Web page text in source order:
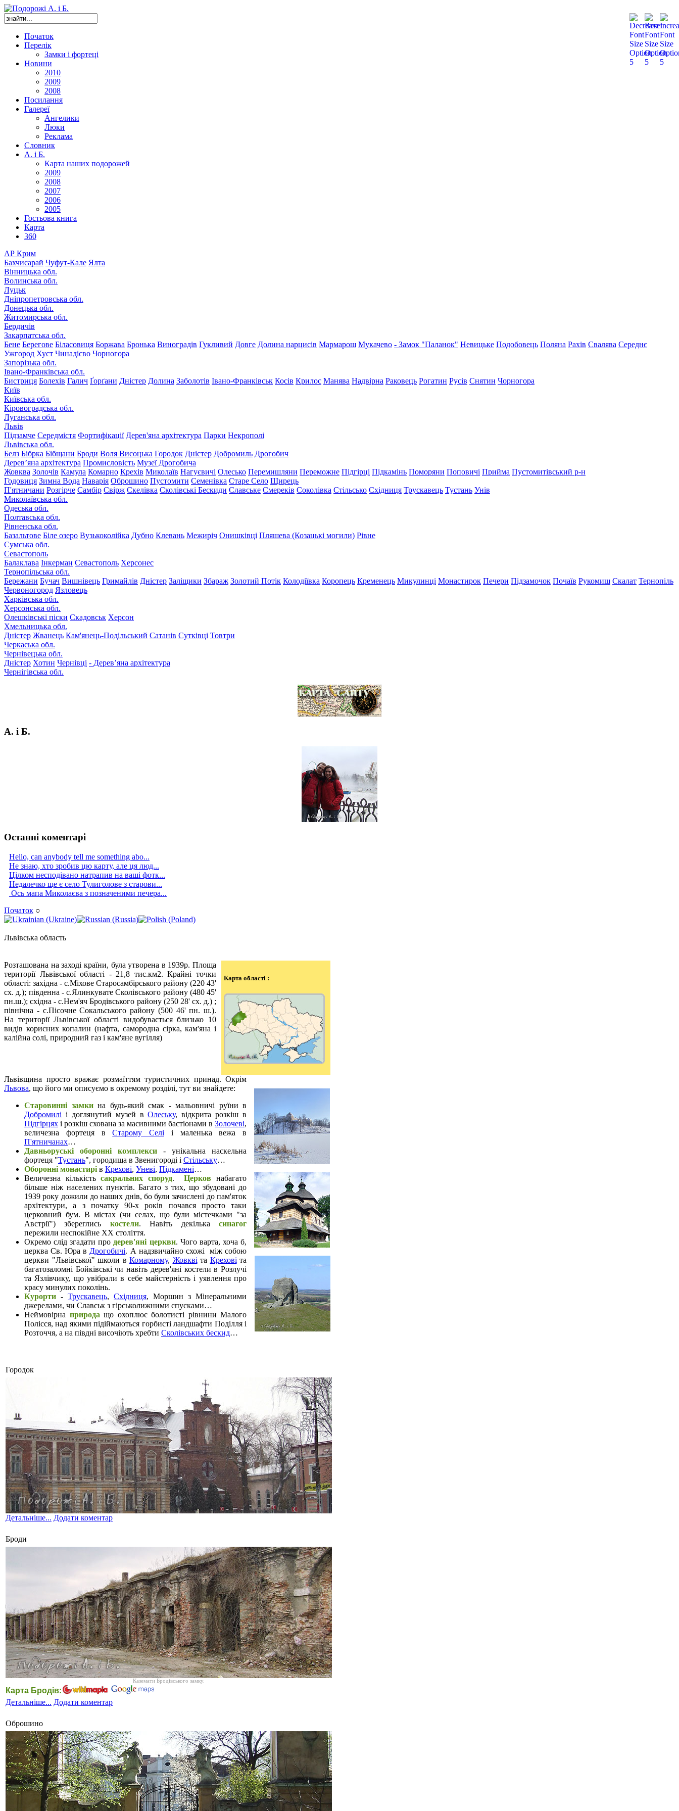
Початок
Перелік
Замки і фортеці
Новини
2010
2009
2008
Посилання
Галереї
Ангелики
Люки
Реклама
Словник
А. і Б.
Карта наших подорожей
2009
2008
2007
2006
2005
Гостьова книга
Карта
360
АР Крим
Бахчисарай Чуфут-Кале Ялта
Вінницька обл.
Волинська обл.
Луцьк
Дніпропетровська обл.
Донецька обл.
Житомирська обл.
Бердичів
Закарпатська обл.
Бене Берегове Біласовиця Боржава Бронька Виноградів Гукливий Довге Долина нарцисів Мармарош Мукачево - Замок "Паланок" Невицьке Подобовець Поляна Рахів Свалява Середнє
Ужгород Хуст Чинадієво Чорногора
Запорізька обл.
Івано-Франківська обл.
Бистриця Болехів Галич Ґорґани Дністер Долина Заболотів Івано-Франківськ Косів Крилос Манява Надвірна Раковець Рогатин Русів Снятин Чорногора
Київ
Київська обл.
Кіровоградська обл.
Луганська обл.
Львів
Підзамче Середмістя Фортифікації Дерев'яна архітектура Парки Некрополі
Львівська обл.
Белз Бібрка Бібщани Броди Воля Висоцька Городок Дністер Добромиль Дрогобич
Дерев’яна архітектура Промисловість Музеї Дрогобича
Жовква Золочів Камула Комарно Крехів Миколаїв Нагуєвичі Олесько Перемишляни Переможне Підгірці Підкамінь Поморяни Поповичі Прийма Пустомитівський р-н
Годовиця Зимна Вода Наварія Оброшино Пустомити Семенівка Старе Село Щирець
П'ятничани Розгірче Самбір Свірж Скелівка Сколівські Бескиди Славське Смереків Соколівка Стільсько Східниця Трускавець Тустань Унів
Миколаївська обл.
Одеська обл.
Полтавська обл.
Рівненська обл.
Базальтове Біле озеро Вузькоколійка Дубно Клевань Межиріч Онишківці Пляшева (Козацькі могили) Рівне
Сумська обл.
Севастополь
Балаклава Інкерман Севастополь Херсонес
Тернопільська обл.
Бережани Бучач Вишнівець Гримайлів Дністер Заліщики Збараж Золотий Потік Колодіївка Коропець Кременець Микулинці Монастирок Печери Підзамочок Почаїв Рукомиш Скалат Тернопіль
Червоногород Язловець
Харківська обл.
Херсонська обл.
Олешківські піски Скадовськ Херсон
Хмельницька обл.
Дністер Жванець Кам'янець-Подільський Сатанів Сутківці Товтри
Черкаська обл.
Чернівецька обл.
Дністер Хотин Чернівці - Дерев’яна архітектура
Чернігівська обл.
А. і Б.
Останні коментарі
Hello, can anybody tell me something abo...
Не знаю, хто зробив цю карту, але ця люд...
Цілком несподівано натрапив на ваші фотк...
Недалечко ще є село Тулиголове з старови...
Ось мапа Миколаєва з позначеними печера...
Початок ○
Львівська область
Розташована на заході країни, була утворена в 1939р. Площа
території Львівської області - 21,8 тис.км2. Крайні точки
області: західна - с.Міхове Старосамбірського району (220 43'
сх. д.); південна - с.Ялинкувате Сколівського району (480 45'
пн.ш.); східна - с.Нем'яч Бродівського району (250 28' сх. д.) ;
північна - с.Пісочне Сокальського району (500 46' пн. ш.).
На території Львівської області видобувається близько 10
видів корисних копалин (нафта, самородна сірка, кам'яна і
калійна солі, природний газ і кам'яне вугілля)
Карта області :
Львівщина просто вражає розмаїттям туристичних принад. Окрім
Львова, що його ми описуємо в окремому розділі, тут ви знайдете:
Старовинні замкина будь-який смак - мальовничі руїни в
Добромилі і доглянутий музей вОлеську, відкрита розкіш в
Підгірцях і розкіш схована за масивними бастіонами в Золочеві,
величезна фортеця вСтарому Селі і маленька вежа в
П'ятничанах…
Давньоруські оборонні комплекси - унікальна наскельна
фортеця "Тустань", городища в Звенигороді і Стільську…
Оборонні монастирі в Крехові, Уневі, Підкамені…
Величезна кількістьсакральних споруд.Церков набагато
більше ніж населених пунктів. Багато з тих, що збудовані до
1939 року дожили до наших днів, бо були зачислені до пам'яток
архітектури, а з початку 90-х років почався просто таки
церковний бум. В містах (чи селах, що були містечками "за
Австрії") збереглись костели. Навіть декількасинагог
пережили неспокійне ХХ століття.
Окремо слід згадати про дерев'яні церкви. Чого варта, хоча б,
церква Св. Юра в Дрогобичі. А надзвичайно схожі між собою
церкви "Львівської" школи в Комарному, Жовкві та Крехові та
багатозаломні Бойківські чи навіть дерев'яні костели в Розлучі
та Язлівчику, що увібрали в себе майстерність і уявлення про
красу минулих поколінь.
Курорти - Трускавець, Східниця, Моршин з Мінеральними
джерелами, чи Славськ з гірськолижними спусками…
Неймовірна природа що охоплює болотисті рівнини Малого
Полісся, над якими підіймаються горбисті ландшафти Поділля і
Розточчя, а на півдні височіють хребти Сколівських бескид…
Городок
Детальніше... Додати коментар
Броди
Каземати Бродівського замку.
Карта Бродів:
Детальніше... Додати коментар
Оброшино